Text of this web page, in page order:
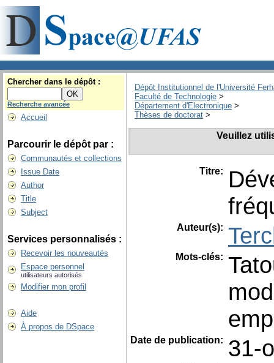
Chercher dans le dépôt :
Recherche avancée
Accueil
Parcourir le dépôt par :
Communautés et collections
Issue Date
Author
Title
Subject
Services personnalisés :
Recevoir les nouveautés
Espace personnel
utilisateurs autorisés
Modifier mon profil
Aide
À propos de DSpace
Dépôt Institutionnel de l'Université
Faculté de Technologie >
Département d'Electronique >
Thèses de doctorat >
Veuillez
Titre:
Auteur(s):
Mots-clés:
Date de publication: 31-